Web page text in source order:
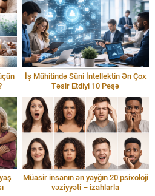
İş Mühitində Süni İntellektin Ən Çox
Təsir Etdiyi 10 Peşə
Müasir insanın ən yayğın 20 psixoloji
vəziyyəti – izahlarla